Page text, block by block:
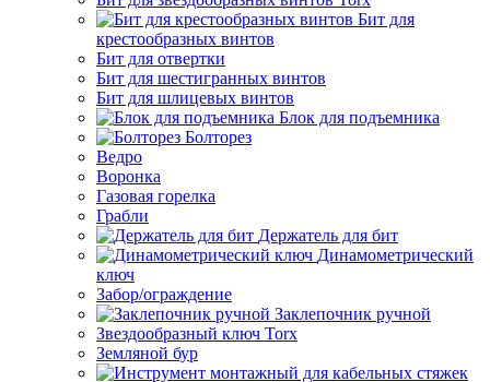
Бит для
крестообразных винтов
Бит для отвертки
Бит для шестигранных винтов
Бит для шлицевых винтов
Блок для подъемника
Болторез
Ведро
Воронка
Газовая горелка
Грабли
Держатель для бит
Динамометрический
ключ
Забор/ограждение
Заклепочник ручной
Звездообразный ключ Torx
Земляной бур